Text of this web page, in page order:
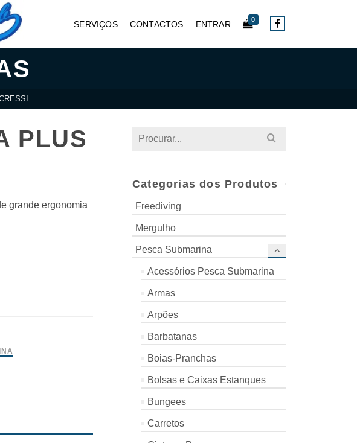
SERVIÇOS CONTACTOS ENTRAR 0
PLUS
grande ergonomia
Search
Categorias dos Produtos
Freediving
Mergulho
Pesca Submarina
Acessórios Pesca Submarina
Armas
Arpões
Barbatanas
Boias-Pranchas
Bolsas e Caixas Estanques
Bungees
Carretos